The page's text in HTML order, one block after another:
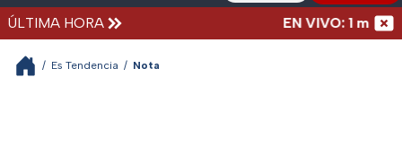
ÚLTIMA HORA EN VIVO: 1
/ Es Tendencia / Nota